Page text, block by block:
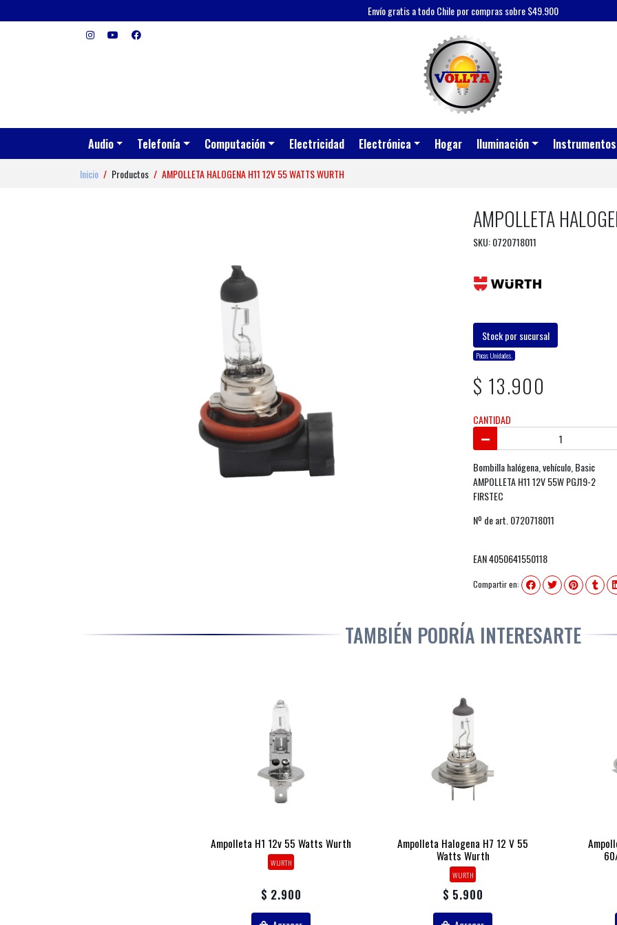
Envío gratis a todo Chile por compras sobre $49.900
Audio Telefonía Computación Electricidad Electrónica Hogar Iluminación Instrumentos
Inicio Productos AMPOLLETA HALOGENA H11 12V 55 WATTS WURTH
AMPOLLETA
SKU: 0720718011
Stock por sucursal
Pocas Unidades.
$ 13.900
CANTIDAD
Bombilla halógena, vehículo, Basic
AMPOLLETA H11 12V 55W PGJ19-2
FIRSTEC
Nº de art. 0720718011
EAN 4050641550118
Compartir en:
TAMBIÉN PODRÍA INTERESARTE
Ampolleta H1 12v 55 Watts Wurth
WURTH
$ 2.900
Ampolleta Halogena H7 12 V 55
Watts Wurth
WURTH
$ 5.900